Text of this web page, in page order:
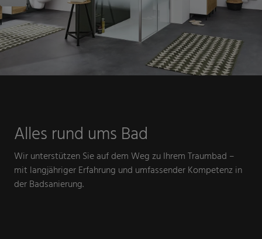
Alles rund ums Bad
Wir unterstützen Sie auf dem Weg zu Ihrem Traumbad –
mit langjähriger Erfahrung und umfassender Kompetenz in
der Badsanierung.